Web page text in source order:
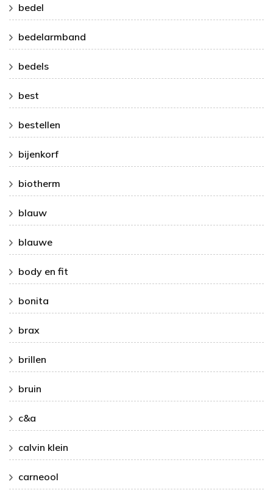
bedel
bedelarmband
bedels
best
bestellen
bijenkorf
biotherm
blauw
blauwe
body en fit
bonita
brax
brillen
bruin
c&a
calvin klein
carneool